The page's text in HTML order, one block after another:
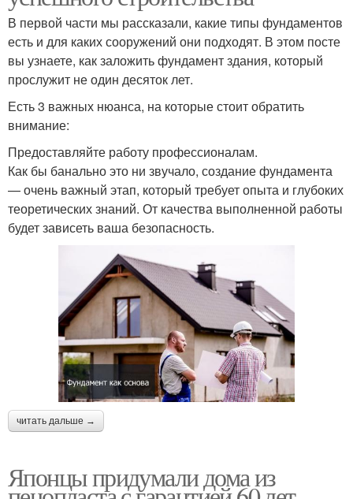
В первой части мы рассказали, какие типы фундаментов
есть и для каких сооружений они подходят. В этом посте
вы узнаете, как заложить фундамент здания, который
прослужит не один десяток лет.
Есть 3 важных нюанса, на которые стоит обратить
внимание:
Предоставляйте работу профессионалам.
Как бы банально это ни звучало, создание фундамента
— очень важный этап, который требует опыта и глубоких
теоретических знаний. От качества выполненной работы
будет зависеть ваша безопасность.
читать дальше →
Японцы придумали дома из